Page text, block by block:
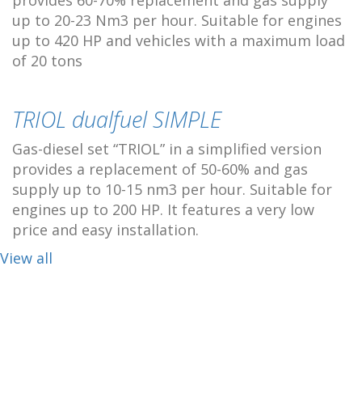
up to 20-23 Nm3 per hour. Suitable for engines
up to 420 HP and vehicles with a maximum load
of 20 tons
TRIOL dualfuel SIMPLE
Gas-diesel set “TRIOL” in a simplified version
provides a replacement of 50-60% and gas
supply up to 10-15 nm3 per hour. Suitable for
engines up to 200 HP. It features a very low
price and easy installation.
View all